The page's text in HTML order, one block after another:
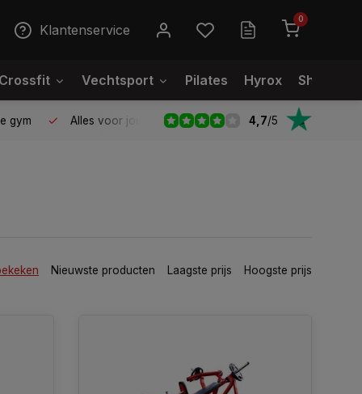
Klantenservice
0
Crossfit Vechtsport Pilates Hyrox
gym Alles voor jouw gym op één plek Voor 95%
4,7/5
Nieuwste producten Laagste prijs Hoogste prijs